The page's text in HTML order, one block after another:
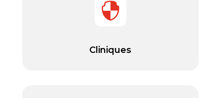

Cliniques